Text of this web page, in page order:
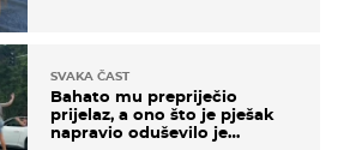
SVAKA ČAST
Bahato mu prepriječio
prijelaz, a ono što je pješak
napravio oduševilo je